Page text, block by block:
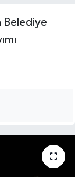
Belediye